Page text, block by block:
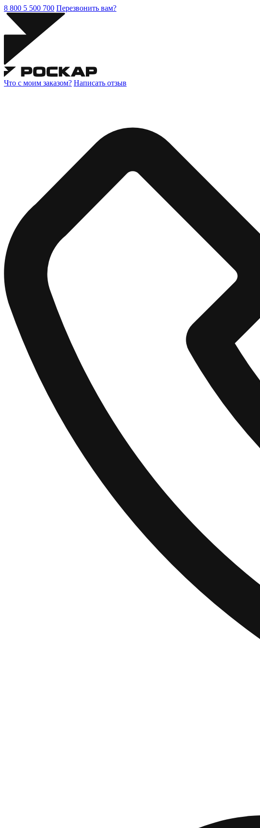
8 800 5 500 700 Перезвонить вам?
Что с моим заказом? Написать отзыв